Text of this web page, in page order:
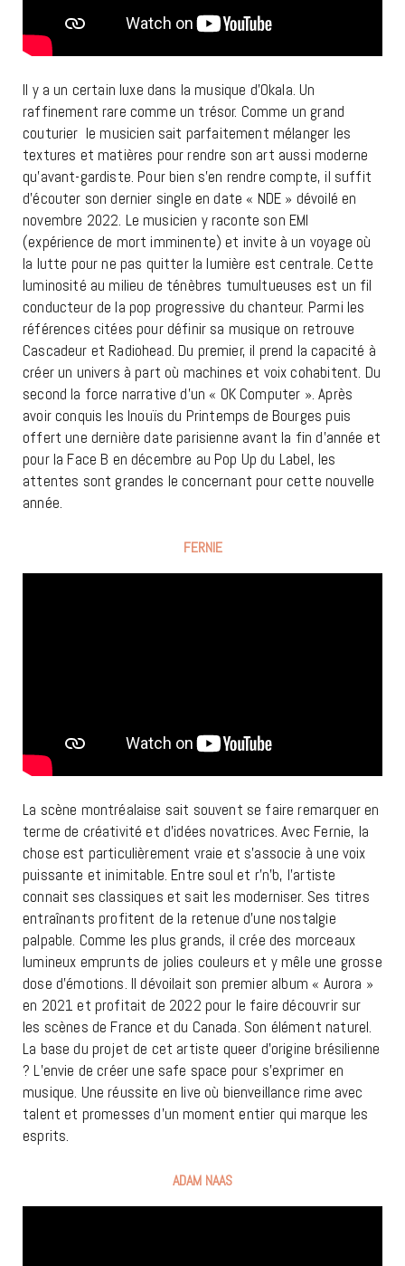
Il y a un certain luxe dans la musique d’Okala. Un
raffinement rare comme un trésor. Comme un grand
couturier le musicien sait parfaitement mélanger les
textures et matières pour rendre son art aussi moderne
qu’avant-gardiste. Pour bien s’en rendre compte, il suffit
d’écouter son dernier single en date « NDE » dévoilé en
novembre 2022. Le musicien y raconte son EMI
(expérience de mort imminente) et invite à un voyage où
la lutte pour ne pas quitter la lumière est centrale. Cette
luminosité au milieu de ténèbres tumultueuses est un fil
conducteur de la pop progressive du chanteur. Parmi les
références citées pour définir sa musique on retrouve
Cascadeur et Radiohead. Du premier, il prend la capacité à
créer un univers à part où machines et voix cohabitent. Du
second la force narrative d’un « OK Computer ». Après
avoir conquis les Inouïs du Printemps de Bourges puis
offert une dernière date parisienne avant la fin d’année et
pour la Face B en décembre au Pop Up du Label, les
attentes sont grandes le concernant pour cette nouvelle
année.
FERNIE
La scène montréalaise sait souvent se faire remarquer en
terme de créativité et d’idées novatrices. Avec Fernie, la
chose est particulièrement vraie et s’associe à une voix
puissante et inimitable. Entre soul et r’n’b, l’artiste
connait ses classiques et sait les moderniser. Ses titres
entraînants profitent de la retenue d’une nostalgie
palpable. Comme les plus grands, il crée des morceaux
lumineux emprunts de jolies couleurs et y mêle une grosse
dose d’émotions. Il dévoilait son premier album « Aurora »
en 2021 et profitait de 2022 pour le faire découvrir sur
les scènes de France et du Canada. Son élément naturel.
La base du projet de cet artiste queer d’origine brésilienne
? L’envie de créer une safe space pour s’exprimer en
musique. Une réussite en live où bienveillance rime avec
talent et promesses d’un moment entier qui marque les
esprits.
ADAM NAAS